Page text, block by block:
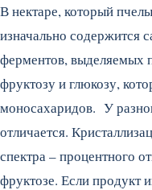
В нектаре, который
изначально содержится
ферментов, выделяемых
фруктозу и глюкозу,
моносахаридов. У
отличается.
спектра – процентного
фруктозе. Если продукт